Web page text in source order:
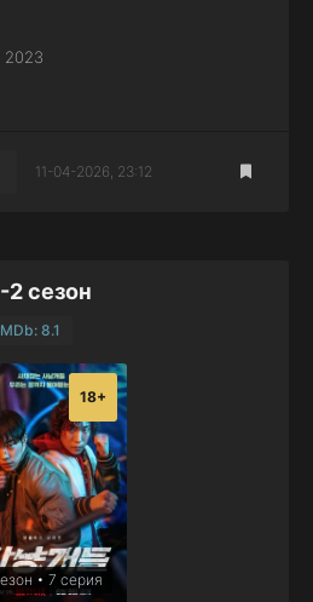
2023
11-04-2026, 23:12
сезон
8.1
• 7 серия
18+